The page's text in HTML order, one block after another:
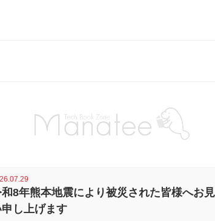
8年熊本地震により被災された皆様へお
申し上げます